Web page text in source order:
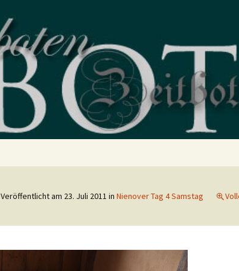
Veröffentlicht am 23. Juli 2011 in Nienover Tag 4 Samstag